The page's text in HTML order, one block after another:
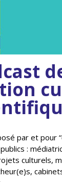
par et pour
:
culturels,